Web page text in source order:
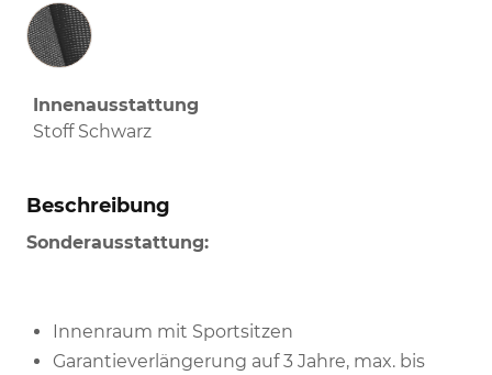
Innenausstattung
Innenausstattung
Stoff Schwarz
Beschreibung
Sonderausstattung:
Innenraum mit Sportsitzen
Garantieverlängerung auf 3 Jahre, max. bis